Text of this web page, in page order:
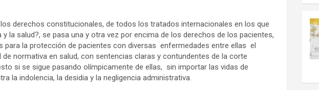
derechos constitucionales, de todos los tratados internacionales en los que
la salud?, se pasa una y otra vez por encima de los derechos de los pacientes,
para la protección de pacientes con diversas enfermedades entre ellas el
normativa en salud, con sentencias claras y contundentes de la corte
si se sigue pasando olímpicamente de ellas, sin importar las vidas de
la indolencia, la desidia y la negligencia administrativa.